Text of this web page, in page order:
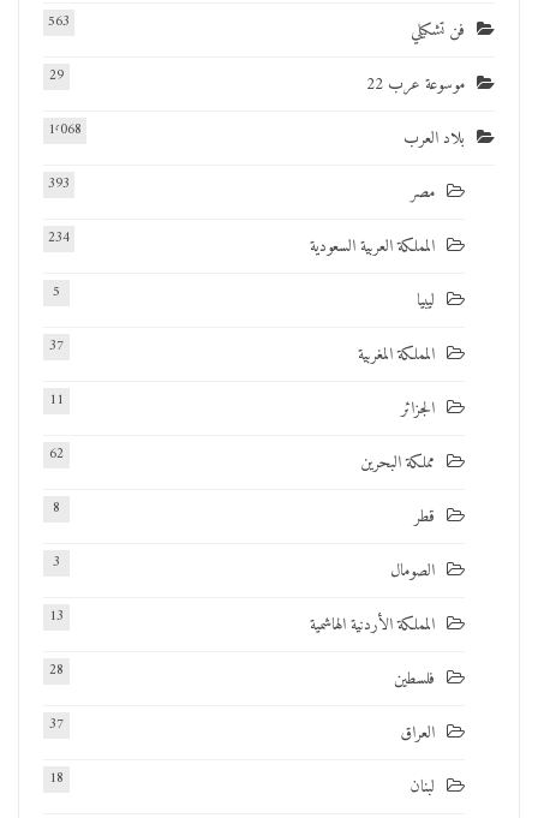
فن تشكيلي 563
موسوعة عرب 22 29
بلاد العرب 1٬068
مصر 393
المملكة العربية السعودية 234
ليبيا 5
المملكة المغربية 37
الجزائر 11
مملكة البحرين 62
قطر 8
الصومال 3
المملكة الأردنية الهاشمية 13
فلسطين 28
العراق 37
لبنان 18